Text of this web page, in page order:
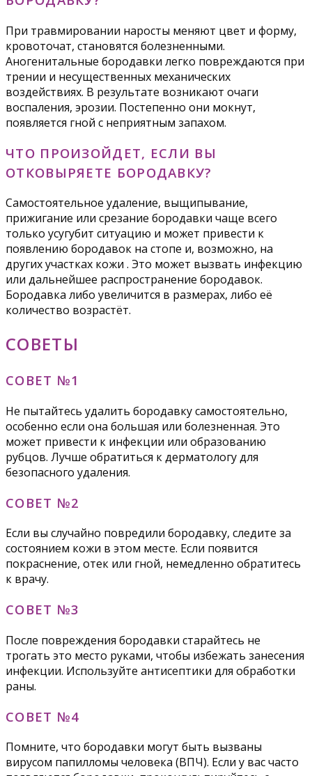
При травмировании наросты меняют цвет и форму,
кровоточат, становятся болезненными.
Аногенитальные бородавки легко повреждаются при
трении и несущественных механических
воздействиях. В результате возникают очаги
воспаления, эрозии. Постепенно они мокнут,
появляется гной с неприятным запахом.
ЧТО ПРОИЗОЙДЕТ, ЕСЛИ ВЫ
ОТКОВЫРЯЕТЕ БОРОДАВКУ?
Самостоятельное удаление, выщипывание,
прижигание или срезание бородавки чаще всего
только усугубит ситуацию и может привести к
появлению бородавок на стопе и, возможно, на
других участках кожи . Это может вызвать инфекцию
или дальнейшее распространение бородавок.
Бородавка либо увеличится в размерах, либо её
количество возрастёт.
СОВЕТЫ
СОВЕТ №1
Не пытайтесь удалить бородавку самостоятельно,
особенно если она большая или болезненная. Это
может привести к инфекции или образованию
рубцов. Лучше обратиться к дерматологу для
безопасного удаления.
СОВЕТ №2
Если вы случайно повредили бородавку, следите за
состоянием кожи в этом месте. Если появится
покраснение, отек или гной, немедленно обратитесь
к врачу.
СОВЕТ №3
После повреждения бородавки старайтесь не
трогать это место руками, чтобы избежать занесения
инфекции. Используйте антисептики для обработки
раны.
СОВЕТ №4
Помните, что бородавки могут быть вызваны
вирусом папилломы человека (ВПЧ). Если у вас часто